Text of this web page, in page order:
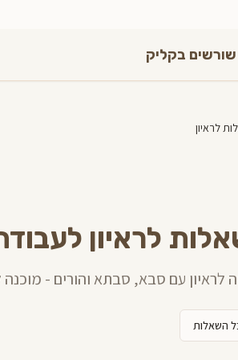
בקליק
לראיון
לראיון עם סבא, סבתא והורים -
השאלות